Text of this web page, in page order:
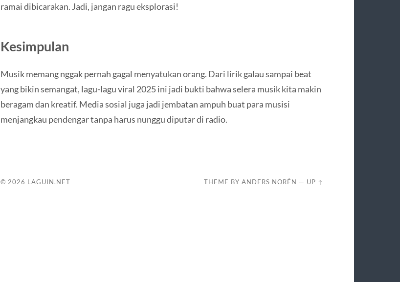
ramai dibicarakan. Jadi, jangan ragu eksplorasi!
Kesimpulan
Musik memang nggak pernah gagal menyatukan orang. Dari lirik galau sampai beat
yang bikin semangat, lagu-lagu viral 2025 ini jadi bukti bahwa selera musik kita makin
beragam dan kreatif. Media sosial juga jadi jembatan ampuh buat para musisi
menjangkau pendengar tanpa harus nunggu diputar di radio.
© 2026 LAGUIN.NET THEME BYANDERS NORÉN — UP ↑